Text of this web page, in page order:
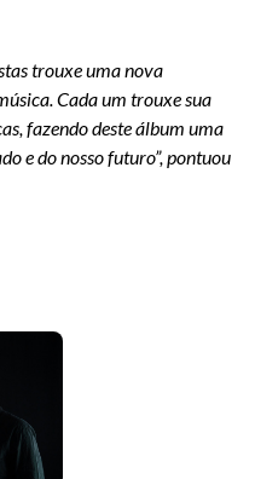
trouxe uma nova
Cada um trouxe sua
fazendo deste álbum uma
e do nosso futuro”, pontuou